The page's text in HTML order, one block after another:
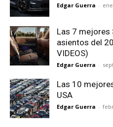
Edgar Guerra -
Las 7 mejores
asientos del
VIDEOS)
Edgar Guerra -
Las 10
USA
Edgar Guerra -